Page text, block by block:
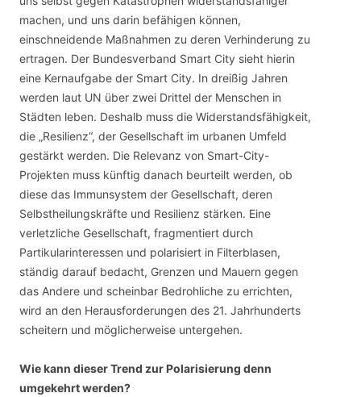
machen, und uns darin befähigen können,
einschneidende Maßnahmen zu deren Verhinderung zu
ertragen. Der Bundesverband Smart City sieht hierin
eine Kernaufgabe der Smart City. In dreißig Jahren
werden laut UN über zwei Drittel der Menschen in
Städten leben. Deshalb muss die Widerstandsfähigkeit,
die „Resilienz“, der Gesellschaft im urbanen Umfeld
gestärkt werden. Die Relevanz von Smart-City-
Projekten muss künftig danach beurteilt werden, ob
diese das Immunsystem der Gesellschaft, deren
Selbstheilungskräfte und Resilienz stärken. Eine
verletzliche Gesellschaft, fragmentiert durch
Partikularinteressen und polarisiert in Filterblasen,
ständig darauf bedacht, Grenzen und Mauern gegen
das Andere und scheinbar Bedrohliche zu errichten,
wird an den Herausforderungen des 21. Jahrhunderts
scheitern und möglicherweise untergehen.
Wie kann dieser Trend zur Polarisierung denn
umgekehrt werden?